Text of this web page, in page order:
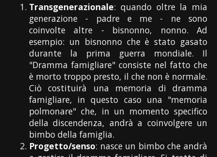
Transgenerazionale: quando oltre la mia
generazione - padre e me - ne sono
coinvolte altre - bisnonno, nonno. Ad
esempio: un bisnonno che è stato gasato
durante la prima guerra mondiale. Il
"Dramma famigliare" consiste nel fatto che
è morto troppo presto, il che non è normale.
Ciò costituirà una memoria di dramma
famigliare, in questo caso una "memoria
polmonare" che, in un momento specifico
della discendenza, andrà a coinvolgere un
bimbo della famiglia.
Progetto/senso: nasce un bimbo che andrà